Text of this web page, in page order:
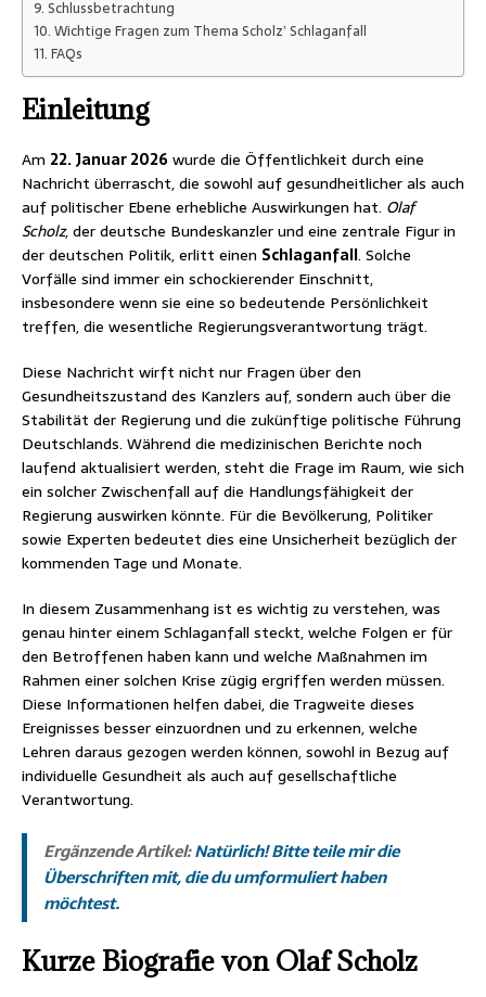
Schlussbetrachtung
Wichtige Fragen zum Thema Scholz’ Schlaganfall
FAQs
Einleitung
Am 22. Januar 2026 wurde die Öffentlichkeit durch eine
Nachricht überrascht, die sowohl auf gesundheitlicher als auch
auf politischer Ebene erhebliche Auswirkungen hat. Olaf
Scholz, der deutsche Bundeskanzler und eine zentrale Figur in
der deutschen Politik, erlitt einen Schlaganfall. Solche
Vorfälle sind immer ein schockierender Einschnitt,
insbesondere wenn sie eine so bedeutende Persönlichkeit
treffen, die wesentliche Regierungsverantwortung trägt.
Diese Nachricht wirft nicht nur Fragen über den
Gesundheitszustand des Kanzlers auf, sondern auch über die
Stabilität der Regierung und die zukünftige politische Führung
Deutschlands. Während die medizinischen Berichte noch
laufend aktualisiert werden, steht die Frage im Raum, wie sich
ein solcher Zwischenfall auf die Handlungsfähigkeit der
Regierung auswirken könnte. Für die Bevölkerung, Politiker
sowie Experten bedeutet dies eine Unsicherheit bezüglich der
kommenden Tage und Monate.
In diesem Zusammenhang ist es wichtig zu verstehen, was
genau hinter einem Schlaganfall steckt, welche Folgen er für
den Betroffenen haben kann und welche Maßnahmen im
Rahmen einer solchen Krise zügig ergriffen werden müssen.
Diese Informationen helfen dabei, die Tragweite dieses
Ereignisses besser einzuordnen und zu erkennen, welche
Lehren daraus gezogen werden können, sowohl in Bezug auf
individuelle Gesundheit als auch auf gesellschaftliche
Verantwortung.
Ergänzende Artikel:Natürlich! Bitte teile mir die
Überschriften mit, die du umformuliert haben
möchtest.
Kurze Biografie von Olaf Scholz